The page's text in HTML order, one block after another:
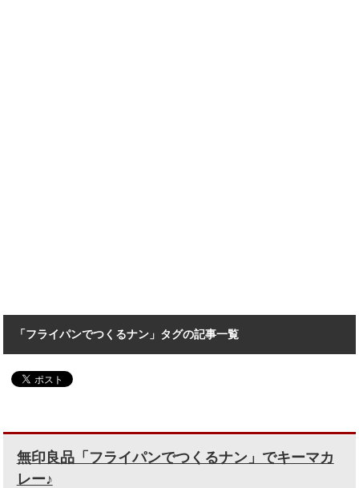
「フライパンでつくるナン」タグの記事一覧
無印良品「フライパンでつくるナン」でキーマカ
レー♪